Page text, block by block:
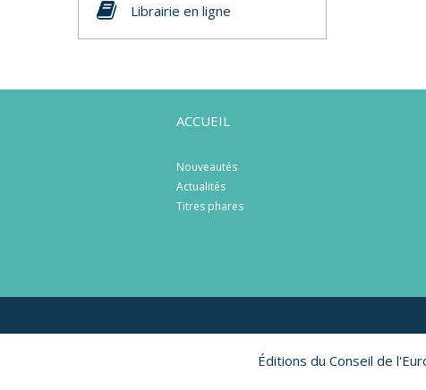
Librairie en ligne
ACCUEIL
Nouveautés
Actualités
Titres phares
Éditions du Conseil de